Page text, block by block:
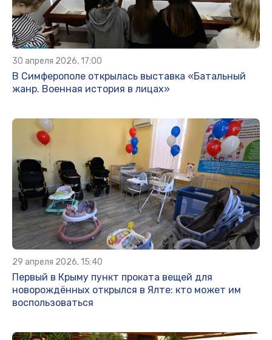
30 апреля 2026, 17:00
В Симферополе открылась выставка «Батальный
жанр. Военная история в лицах»
29 апреля 2026, 15:40
Первый в Крыму пункт проката вещей для
новорождённых открылся в Ялте: кто может им
воспользоваться